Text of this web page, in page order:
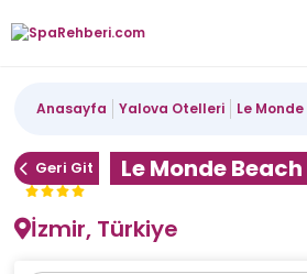
Anasayfa Yalova Otelleri Le
Geri Git
Le Monde
İzmir, Türkiye